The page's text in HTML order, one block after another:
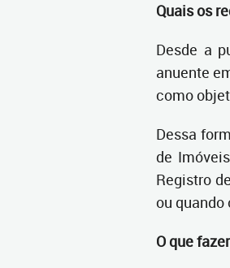
Quais os
Desde a
anuente
como
Dessa
de
Registro
ou
O que